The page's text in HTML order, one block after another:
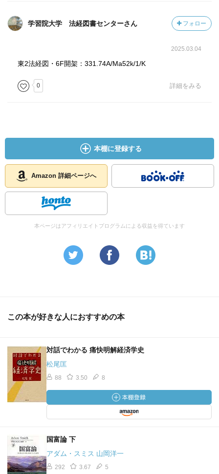
学習院大学 法経図書センターさん フォロー
2025.03.04
東2法経図・6F開架：331.74A/Ma52k/1/K
0 詳細をみる
本棚に登録する
Amazon 詳細ページへ
本ページはアフィリエイトプログラムによる収益を得ています
この本が好きな人におすすめの本
対話でわかる 痛快明解経済学史
松尾匡
88 3.50 8
国富論 下
アダム・スミス 山岡洋一
292 3.67 5